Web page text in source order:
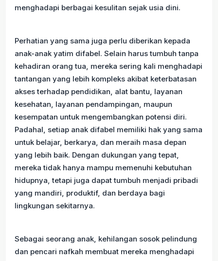
menghadapi berbagai kesulitan sejak usia dini.
Perhatian yang sama juga perlu diberikan kepada
anak-anak yatim difabel. Selain harus tumbuh tanpa
kehadiran orang tua, mereka sering kali menghadapi
tantangan yang lebih kompleks akibat keterbatasan
akses terhadap pendidikan, alat bantu, layanan
kesehatan, layanan pendampingan, maupun
kesempatan untuk mengembangkan potensi diri.
Padahal, setiap anak difabel memiliki hak yang sama
untuk belajar, berkarya, dan meraih masa depan
yang lebih baik. Dengan dukungan yang tepat,
mereka tidak hanya mampu memenuhi kebutuhan
hidupnya, tetapi juga dapat tumbuh menjadi pribadi
yang mandiri, produktif, dan berdaya bagi
lingkungan sekitarnya.
Sebagai seorang anak, kehilangan sosok pelindung
dan pencari nafkah membuat mereka menghadapi